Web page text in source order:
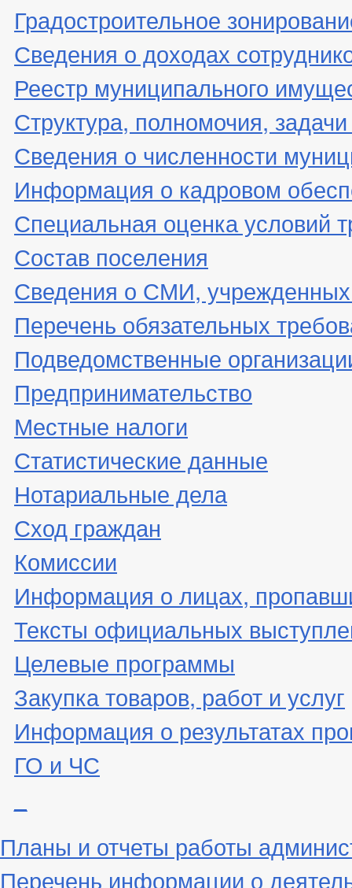
Градостроительное
Сведения о доходах
Реестр муниципального
Структура, полномочия,
Сведения о численности
Информация о кадровом
Специальная оценка условий
Состав поселения
Сведения о СМИ,
Перечень обязательных
Подведомственные
Предпринимательство
Местные налоги
Статистические данные
Нотариальные дела
Сход граждан
Комиссии
Информация о лицах,
Тексты официальных
Целевые программы
Закупка товаров, работ и услуг
Информация о результатах
ГО и ЧС
Планы и отчеты работы
Перечень информации о